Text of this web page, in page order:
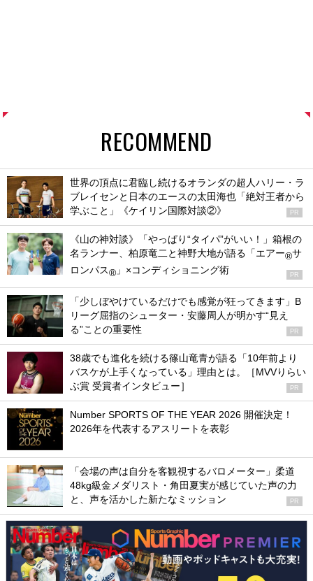
RECOMMEND
世界の頂点に君臨し続けるオランダの超人ハリー・ラ
ブレイセンと日本のエースの太田海也「絶対王者から
学ぶこと」《ケイリン国際対談②》
PR
《山の神対談》「やっぱり“タイパ”がいい！」箱根の
名ランナー、柏原竜二と神野大地が語る「エアー®サ
ロンパス® 」×コンディショニング術 PR
「少しぼやけているだけでも感覚が狂ってきます」B
リーグ屈指のシューター・安藤周人が明かす“見え
る”ことの重要性
PR
38歳でも進化を続ける篠山竜青が語る「10年前より
バスケが上手くなっている」理由とは。［MVVりらい
ぶ賞 受賞者インタビュー］
PR
Number SPORTS OF THE YEAR 2026 開催決定！
2026年を代表するアスリートを表彰
「会場の声は自分を客観視するバロメーター」柔道
48kg級金メダリスト・角田夏実が感じていた声の力
と、声を活かした新たなミッション
PR